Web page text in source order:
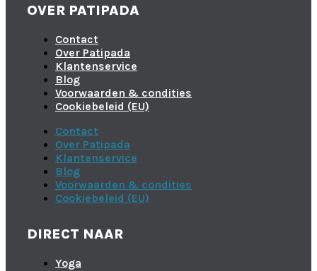
OVER PATIPADA
Contact
Over Patipada
Klantenservice
Blog
Voorwaarden & condities
Cookiebeleid (EU)
Contact
Over Patipada
Klantenservice
Blog
Voorwaarden & condities
Cookiebeleid (EU)
DIRECT NAAR
Yoga